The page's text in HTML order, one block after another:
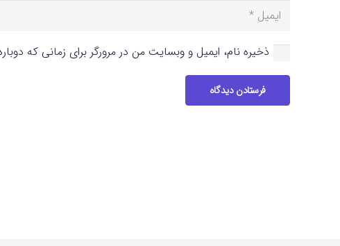
ذخیره نام، ایمیل و وبسایت من در مرورگر برای زمانی که
فرستادن دیدگاه